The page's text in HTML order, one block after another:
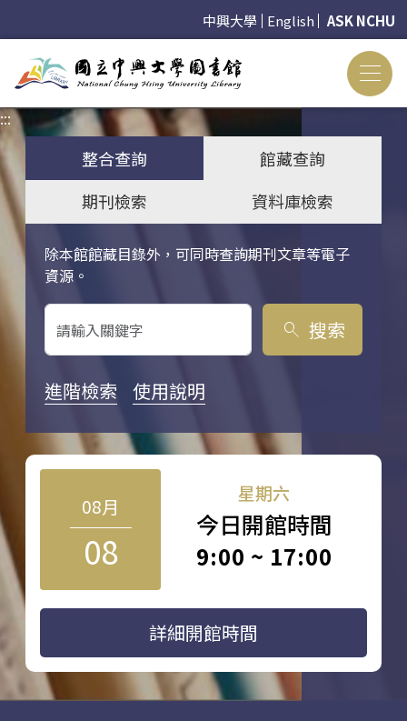
中興大學 English ASK NCHU
:::
整合查詢
館藏查詢
期刊檢索
資料庫檢索
除本館館藏目錄外，可同時查詢期刊文章等電子
資源。
關鍵字搜尋
search 搜索
進階檢索 使用說明
08月
08
星期六
今日開館時間
9:00 ~ 17:00
詳細開館時間